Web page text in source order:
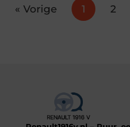
« Vorige 1 2